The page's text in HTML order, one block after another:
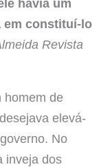
havia um
em constituí-lo
Revista
homem de
elevá-
No
inveja dos